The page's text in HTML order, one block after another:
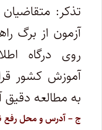
تذکر:
آزمون از برگ
روی درگاه
آموزش کشور
به مطالعه دقیق
ج – آدرس و محل‌ رفع